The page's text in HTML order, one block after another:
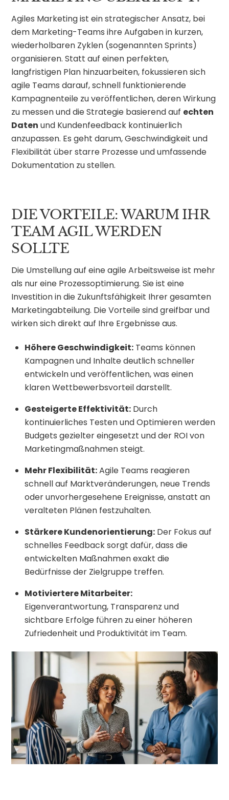
Agiles Marketing ist ein strategischer Ansatz, bei
dem Marketing-Teams ihre Aufgaben in kurzen,
wiederholbaren Zyklen (sogenannten Sprints)
organisieren. Statt auf einen perfekten,
langfristigen Plan hinzuarbeiten, fokussieren sich
agile Teams darauf, schnell funktionierende
Kampagnenteile zu veröffentlichen, deren Wirkung
zu messen und die Strategie basierend auf echten
Daten und Kundenfeedback kontinuierlich
anzupassen. Es geht darum, Geschwindigkeit und
Flexibilität über starre Prozesse und umfassende
Dokumentation zu stellen.
DIE VORTEILE: WARUM IHR
TEAM AGIL WERDEN
SOLLTE
Die Umstellung auf eine agile Arbeitsweise ist mehr
als nur eine Prozessoptimierung. Sie ist eine
Investition in die Zukunftsfähigkeit Ihrer gesamten
Marketingabteilung. Die Vorteile sind greifbar und
wirken sich direkt auf Ihre Ergebnisse aus.
Höhere Geschwindigkeit: Teams können
Kampagnen und Inhalte deutlich schneller
entwickeln und veröffentlichen, was einen
klaren Wettbewerbsvorteil darstellt.
Gesteigerte Effektivität: Durch
kontinuierliches Testen und Optimieren werden
Budgets gezielter eingesetzt und der ROI von
Marketingmaßnahmen steigt.
Mehr Flexibilität:Agile Teams reagieren
schnell auf Marktveränderungen, neue Trends
oder unvorhergesehene Ereignisse, anstatt an
veralteten Plänen festzuhalten.
Stärkere Kundenorientierung: Der Fokus auf
schnelles Feedback sorgt dafür, dass die
entwickelten Maßnahmen exakt die
Bedürfnisse der Zielgruppe treffen.
Motiviertere Mitarbeiter:
Eigenverantwortung, Transparenz und
sichtbare Erfolge führen zu einer höheren
Zufriedenheit und Produktivität im Team.